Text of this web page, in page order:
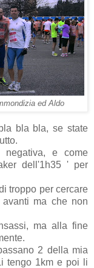
ed Aldo
bla bla, se state
e come
dell'1h35 ' per
troppo per cercare
ma che non
ma alla fine
2 della mia
tengo 1km e poi li